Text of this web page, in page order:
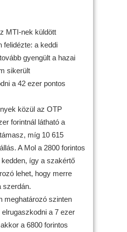
MTI-nek küldött
felidézte: a keddi
gyengült a hazai
sikerült
a 42 ezer pontos
közül az OTP
forintnál látható a
míg 10 615
A Mol a 2800 forintos
így a szakértő
lehet, hogy merre
szerdán.
meghatározó szinten
a 7 ezer
a 6800 forintos